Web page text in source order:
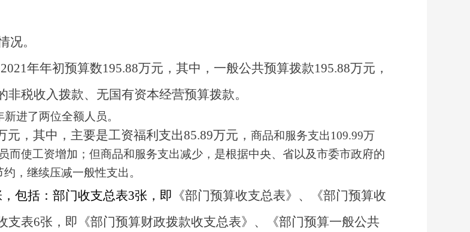
况。
2021年年初预算数195.88万元，其中，一般公共预算拨款195.88万元，
税收入拨款、无国有资本经营预算拨款。
新进了两位全额人员。
元，其中，主要是工资福利支出85.89万元，商品和服务支出109.99万
而使工资增加 ； 但商品和服务支出减少，是根据中央、省以及市委市政府的
，继续压减一般性支出。
包括： 部门收支总表3张，即 《部门预算收支总表》 、
《部门预算收
支表6张，即《部门预算财政拨款收支总表》 、
《部门预算一般公共